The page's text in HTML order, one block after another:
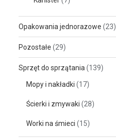
Opakowania jednorazowe (23)
Pozostałe (29)
Sprzęt do sprzątania (139)
Mopy i nakładki (17)
Ścierki i zmywaki (28)
Worki na śmieci (15)